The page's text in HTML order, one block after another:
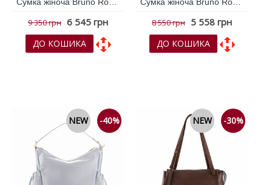
9 350 грн 6 545 грн
ДО КОШИКА
8 550 грн 5 558 грн
ДО КОШИКА
-40%
NEW -30%
NEW